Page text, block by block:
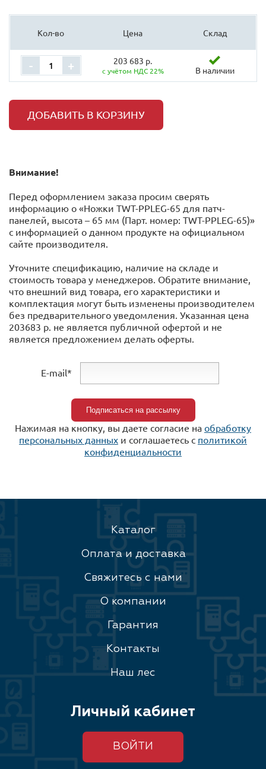
Кол-во Цена Склад
- + 203 683 р.
с учётом НДС 22% В наличии
ДОБАВИТЬ В КОРЗИНУ
Внимание!
Перед оформлением заказа просим сверять
информацию о «Ножки TWT-PPLEG-65 для патч-
панелей, высота – 65 мм (Парт. номер: TWT-PPLEG-65)»
с информацией o данном продукте на официальном
сайте производителя.
Уточните спецификацию, наличие на складе и
стоимость товара у менеджеров. Обратите внимание,
что внешний вид товара, его характеристики и
комплектация могут быть изменены производителем
без предварительного уведомления. Указанная цена
203683 р. не является публичной офертой и не
является предложением делать оферты.
E-mail*
Нажимая на кнопку, вы даете согласие на обработку
персональных данных и соглашаетесь c политикой
конфиденциальности
Каталог
Оплата и доставка
Свяжитесь с нами
О компании
Гарантия
Контакты
Наш лес
Личный кабинет
ВОЙТИ